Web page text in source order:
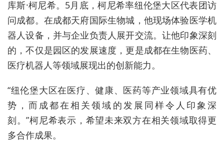
库斯·柯尼希。5月底，柯尼希率纽伦堡大区代表团访
问成都。在成都天府国际生物城，他现场体验医学机
器人设备，并与企业负责人展开交流。让他印象深刻
的，不仅是园区的发展速度，更是成都在生物医药、
医疗机器人等领域展现出的创新能力。
“纽伦堡大区在医疗、健康、医药等产业领域具有优
势，而成都在相关领域的发展同样令人印象深
刻。”柯尼希表示，希望未来双方在相关领域取得更
多合作成果。